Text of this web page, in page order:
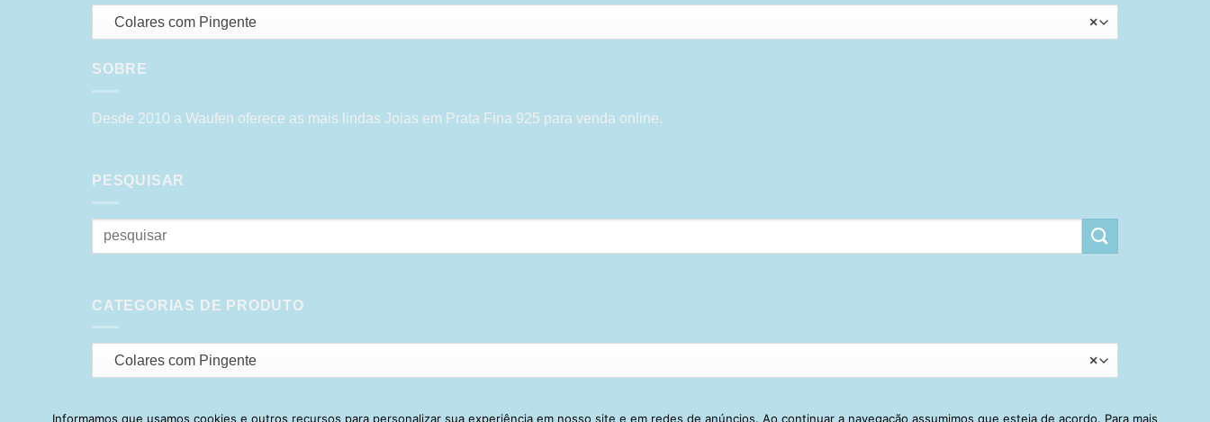
×
Colares com Pingente
SOBRE
Desde 2010 a Waufen oferece as mais lindas Joias em Prata Fina 925 para venda online.
PESQUISAR
Pesquisar
CATEGORIAS DE PRODUTO
×
Colares com Pingente
Informamos que usamos cookies e outros recursos para personalizar sua experiência em nosso site e em redes de anúncios. Ao continuar a navegação assumimos que esteja de acordo. Para mais